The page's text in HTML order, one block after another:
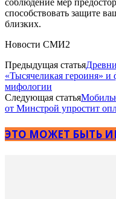
способствовать защите
близких.
Новости СМИ2
Предыдущая статья
«Тысячеликая героиня»
мифологии
Следующая статья
от Минстрой упростит
ЭТО МОЖЕТ БЫТЬ